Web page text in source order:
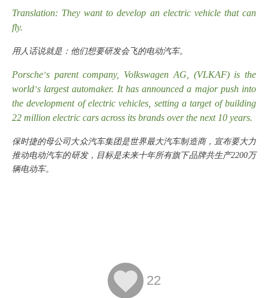
Translation: They want to develop an electric vehicle that can
fly.
用人话说就是：他们想要研发会飞的电动汽车。
Porsche’s parent company, Volkswagen AG, (VLKAF) is the
world’s largest automaker. It has announced a major push into
the development of electric vehicles, setting a target of building
22 million electric cars across its brands over the next 10 years.
保时捷的母公司大众汽车集团是世界最大汽车制造商，宣布要大力
推动电动汽车的研发，目标是未来十年所有旗下品牌共生产2200万
辆电动车。
 22